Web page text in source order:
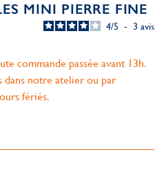
MINI PIERRE FINE
4/5 - 3 avis
commande passée avant 13h.
dans notre atelier ou par
fériés.